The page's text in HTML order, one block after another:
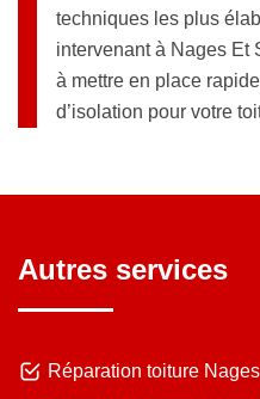
techniques les plus
intervenant à Nages Et
à mettre en place
d’isolation pour votre
Autres services
Réparation toiture